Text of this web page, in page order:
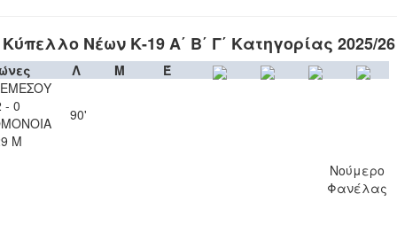
Κύπελλο Νέων Κ-19 Α΄ Β΄ Γ΄ Κατηγορίας 2025/26
Λ Μ
Έ
- 0
Μ
90'
Νούμερο
Φανέλας